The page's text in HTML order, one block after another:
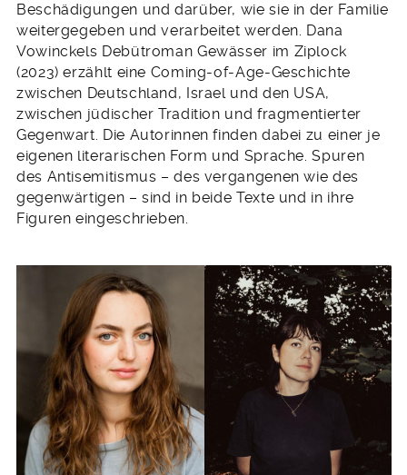
Beschädigungen und darüber, wie sie in der Familie
weitergegeben und verarbeitet werden. Dana
Vowinckels Debütroman Gewässer im Ziplock
(2023) erzählt eine Coming-of-Age-Geschichte
zwischen Deutschland, Israel und den USA,
zwischen jüdischer Tradition und fragmentierter
Gegenwart. Die Autorinnen finden dabei zu einer je
eigenen literarischen Form und Sprache. Spuren
des Antisemitismus – des vergangenen wie des
gegenwärtigen – sind in beide Texte und in ihre
Figuren eingeschrieben.